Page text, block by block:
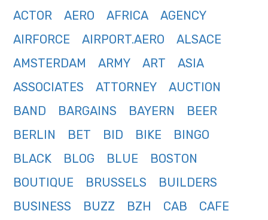
ACTOR
AERO AFRICA
AGENCY
AIRFORCE
AIRPORT.AERO
ALSACE
AMSTERDAM
ARMY ART
ASIA
ASSOCIATES
ATTORNEY
AUCTION
BAND
BARGAINS BAYERN
BEER
BERLIN
BET BID BIKE
BINGO
BLACK
BLOG BLUE
BOSTON
BOUTIQUE
BRUSSELS
BUILDERS
BUSINESS
BUZZ BZH CAB
CAFE